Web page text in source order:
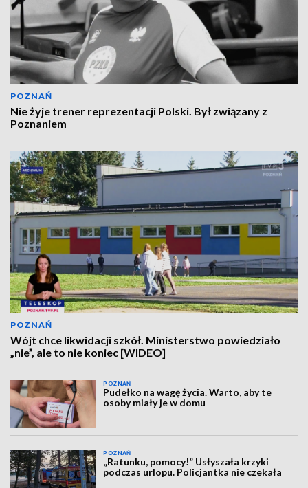
POZNAŃ
Nie żyje trener reprezentacji Polski. Był związany z
Poznaniem
POZNAŃ
Wójt chce likwidacji szkół. Ministerstwo powiedziało
„nie”, ale to nie koniec [WIDEO]
POZNAŃ
Pudełko na wagę życia. Warto, aby te
osoby miały je w domu
POZNAŃ
„Ratunku, pomocy!” Usłyszała krzyki
podczas urlopu. Policjantka nie czekała